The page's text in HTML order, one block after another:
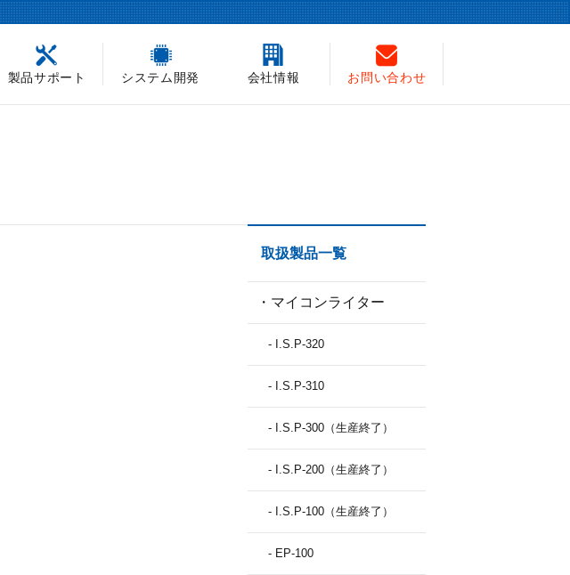
製品サポート システム開発 会社情報 お問い合わせ
取扱製品一覧
・マイコンライター
- I.S.P-320
- I.S.P-310
- I.S.P-300（生産終了）
- I.S.P-200（生産終了）
- I.S.P-100（生産終了）
- EP-100